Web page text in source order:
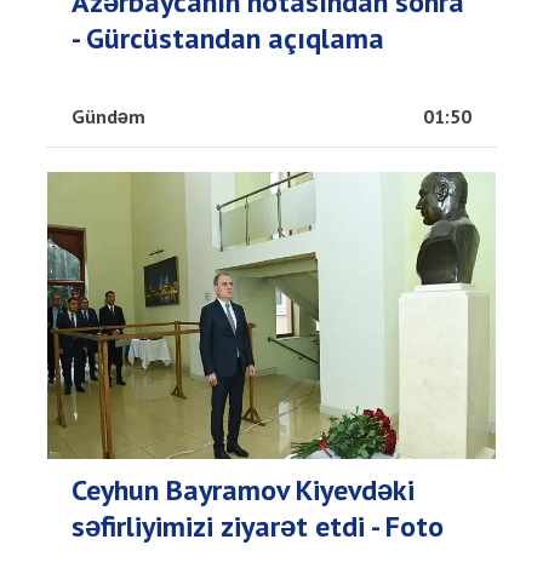
- Gürcüstandan açıqlama
Gündəm 01:50
Ceyhun Bayramov Kiyevdəki
səfirliyimizi ziyarət etdi - Foto